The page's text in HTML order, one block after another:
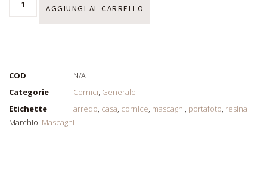
AGGIUNGI AL CARRELLO
COD
N/A
Categorie
Cornici, Generale
Etichette
arredo, casa, cornice, mascagni, portafoto, resina
Marchio: Mascagni